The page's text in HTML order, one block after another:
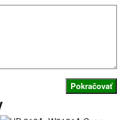
Pokračovať